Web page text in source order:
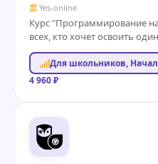
Yes-online
Курс "Программирование
всех, кто хочет освоить
языков программирования
Для школьников,
4 960 ₽